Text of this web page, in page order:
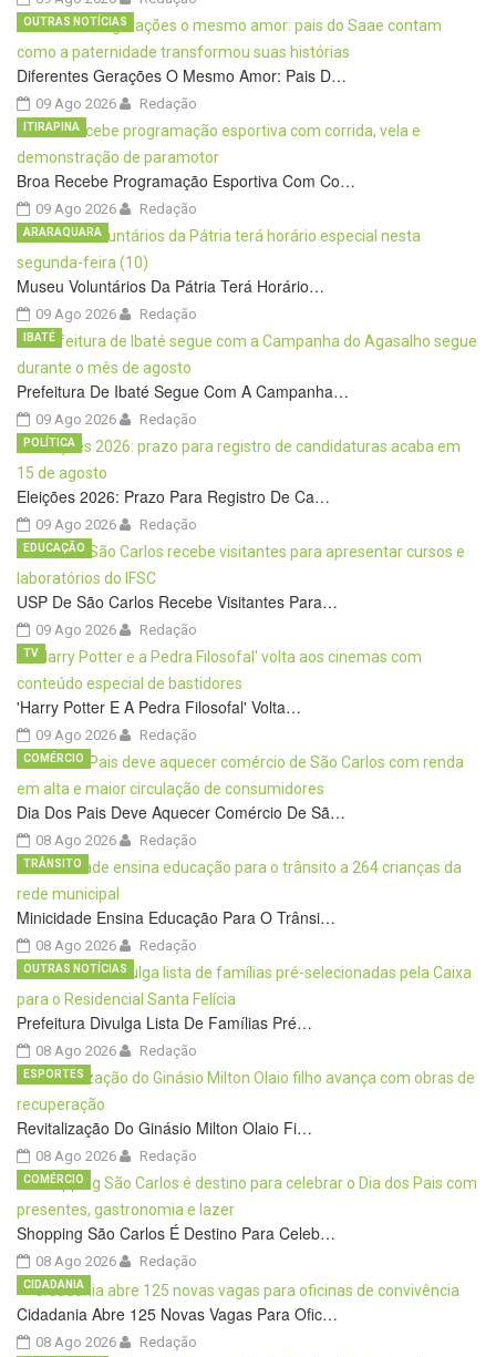
Diferentes Gerações O Mesmo Amor: Pais D…
09 Ago 2026
OUTRAS NOTÍCIAS
Redação
Broa Recebe Programação Esportiva Com Co…
09 Ago 2026
ITIRAPINA
Redação
Museu Voluntários Da Pátria Terá Horário…
09 Ago 2026
ARARAQUARA
Redação
Prefeitura De Ibaté Segue Com A Campanha…
09 Ago 2026
IBATÉ
Redação
Eleições 2026: Prazo Para Registro De Ca…
09 Ago 2026
POLÍTICA
Redação
USP De São Carlos Recebe Visitantes Para…
09 Ago 2026
EDUCAÇÃO
Redação
'Harry Potter E A Pedra Filosofal' Volta…
09 Ago 2026
TV
Redação
Dia Dos Pais Deve Aquecer Comércio De Sã…
08 Ago 2026
COMÉRCIO
Redação
Minicidade Ensina Educação Para O Trânsi…
08 Ago 2026
TRÂNSITO
Redação
Prefeitura Divulga Lista De Famílias Pré…
08 Ago 2026
OUTRAS NOTÍCIAS
Redação
Revitalização Do Ginásio Milton Olaio Fi…
08 Ago 2026
ESPORTES
Redação
Shopping São Carlos É Destino Para Celeb…
08 Ago 2026
COMÉRCIO
Redação
Cidadania Abre 125 Novas Vagas Para Ofic…
08 Ago 2026
CIDADANIA
Redação